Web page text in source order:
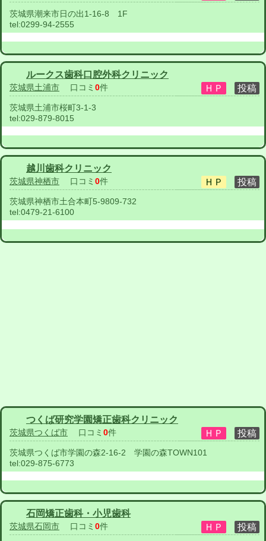
茨城県潮来市日の出1-16-8 1F
tel:0299-94-2555
ルークス歯科口腔外科クリニック
茨城県土浦市 口コミ 0件
茨城県土浦市桜町3-1-3
tel:029-879-8015
越川歯科クリニック
茨城県神栖市 口コミ 0件
茨城県神栖市土合本町5-9809-732
tel:0479-21-6100
つくば研究学園矯正歯科クリニック
茨城県つくば市 口コミ 0件
茨城県つくば市学園の森2-16-2 学園の森TOWN101
tel:029-875-6773
石岡矯正歯科・小児歯科
茨城県石岡市 口コミ 0件